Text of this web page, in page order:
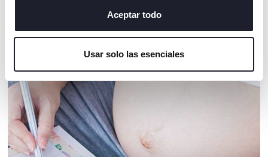
algunas cookies, haga clic en "mostrar detalles". Al
cerrar este banner, usted consiente en utilizar
servicio solicitado.
Aceptar todo
Usar solo las esenciales
NUESTRO CONSEJOS